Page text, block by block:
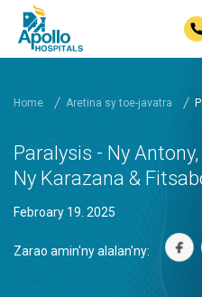
Home Aretina sy toe-javatra
Paralysis - Ny
Ny Karazana &
Febroary 19. 2025
Zarao amin'ny alalan'ny: